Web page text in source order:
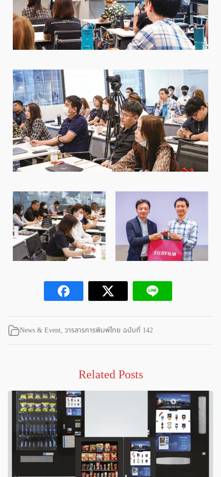
News & Event, วารสารการพิมพ์ไทย ฉบับที่ 142
Related Posts